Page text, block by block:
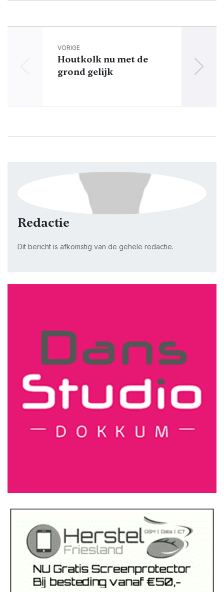
VORIGE
Houtkolk nu met de
grond gelijk
Redactie
Dit bericht is afkomstig van de gehele redactie.